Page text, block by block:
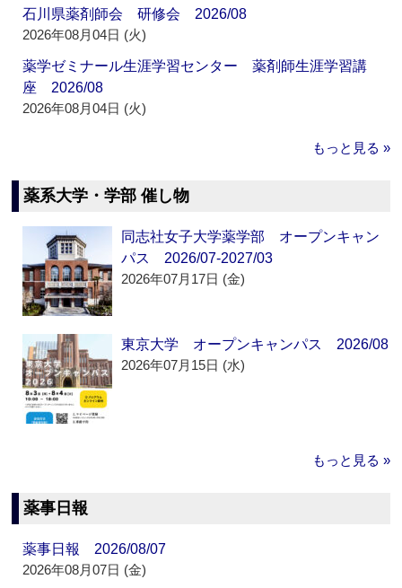
石川県薬剤師会 研修会 2026/08
2026年08月04日 (火)
薬学ゼミナール生涯学習センター 薬剤師生涯学習講
座 2026/08
2026年08月04日 (火)
もっと見る »
薬系大学・学部 催し物
同志社女子大学薬学部 オープンキャン
パス 2026/07-2027/03
2026年07月17日 (金)
東京大学 オープンキャンパス 2026/08
2026年07月15日 (水)
もっと見る »
薬事日報
薬事日報 2026/08/07
2026年08月07日 (金)